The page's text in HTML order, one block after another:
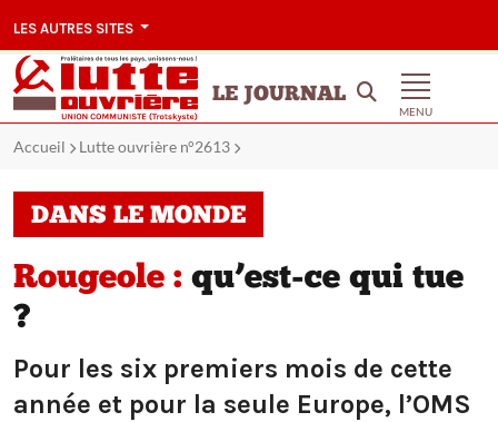
LES AUTRES SITES
LE JOURNAL
MENU
Accueil Lutte ouvrière n°2613
DANS LE MONDE
Rougeole : qu’est-ce qui tue
?
Pour les six premiers mois de cette
année et pour la seule Europe, l’OMS